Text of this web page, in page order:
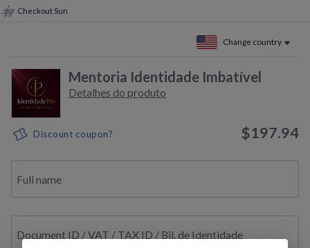
Checkout Sun
Change country
Mentoria Identidade Imbatível
Detalhes do produto
Discount coupon? $197.94
Full name
Document ID / VAT / TAX ID / Bil. de Identidade